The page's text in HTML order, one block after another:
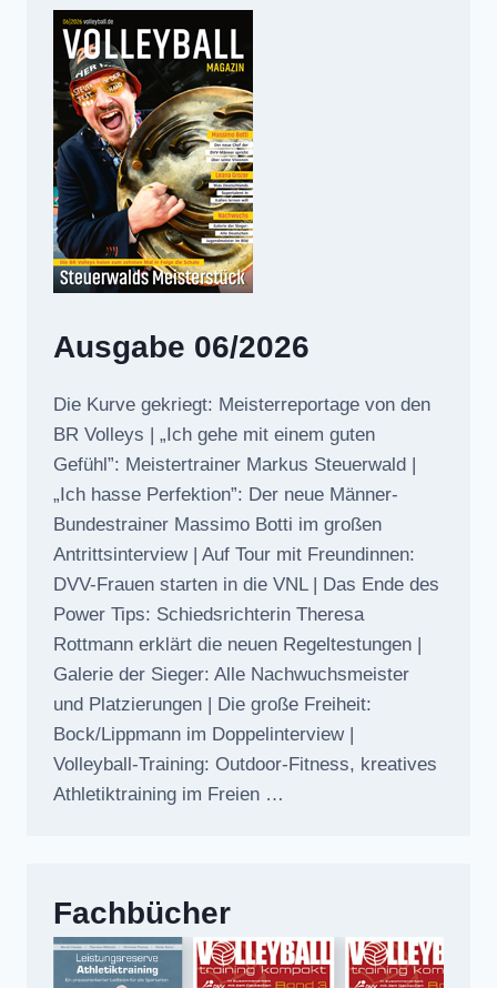
Ausgabe 06/2026
Die Kurve gekriegt: Meisterreportage von den
BR Volleys | „Ich gehe mit einem guten
Gefühl”: Meistertrainer Markus Steuerwald |
„Ich hasse Perfektion”: Der neue Männer-
Bundestrainer Massimo Botti im großen
Antrittsinterview | Auf Tour mit Freundinnen:
DVV-Frauen starten in die VNL | Das Ende des
Power Tips: Schiedsrichterin Theresa
Rottmann erklärt die neuen Regeltestungen |
Galerie der Sieger: Alle Nachwuchsmeister
und Platzierungen | Die große Freiheit:
Bock/Lippmann im Doppelinterview |
Volleyball-Training: Outdoor-Fitness, kreatives
Athletiktraining im Freien …
Fachbücher